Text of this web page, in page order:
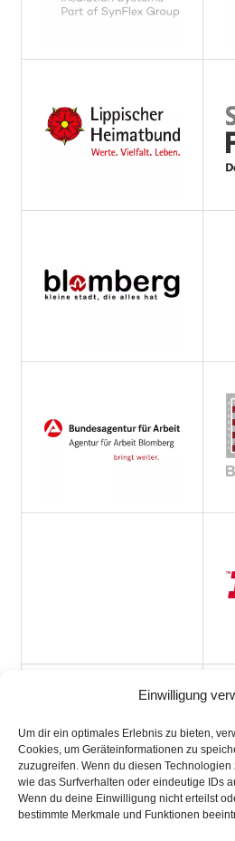
Einwilligung
Um dir ein optimales Erlebnis zu bieten,
Cookies, um Geräteinformationen zu
zuzugreifen. Wenn du diesen
wie das Surfverhalten oder eindeutige IDs
Wenn du deine Einwilligung nicht erteilst
bestimmte Merkmale und Funktionen